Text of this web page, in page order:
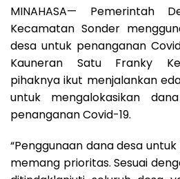
MINAHASA— Pemerintah
Kecamatan Sonder
desa untuk penanganan
Kauneran Satu Franky
pihaknya ikut menjalankan
untuk mengalokasikan
penanganan Covid-19.
“Penggunaan dana desa
memang prioritas. Sesuai